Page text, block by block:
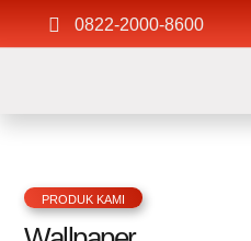
0822-2000-8600
PRODUK KAMI